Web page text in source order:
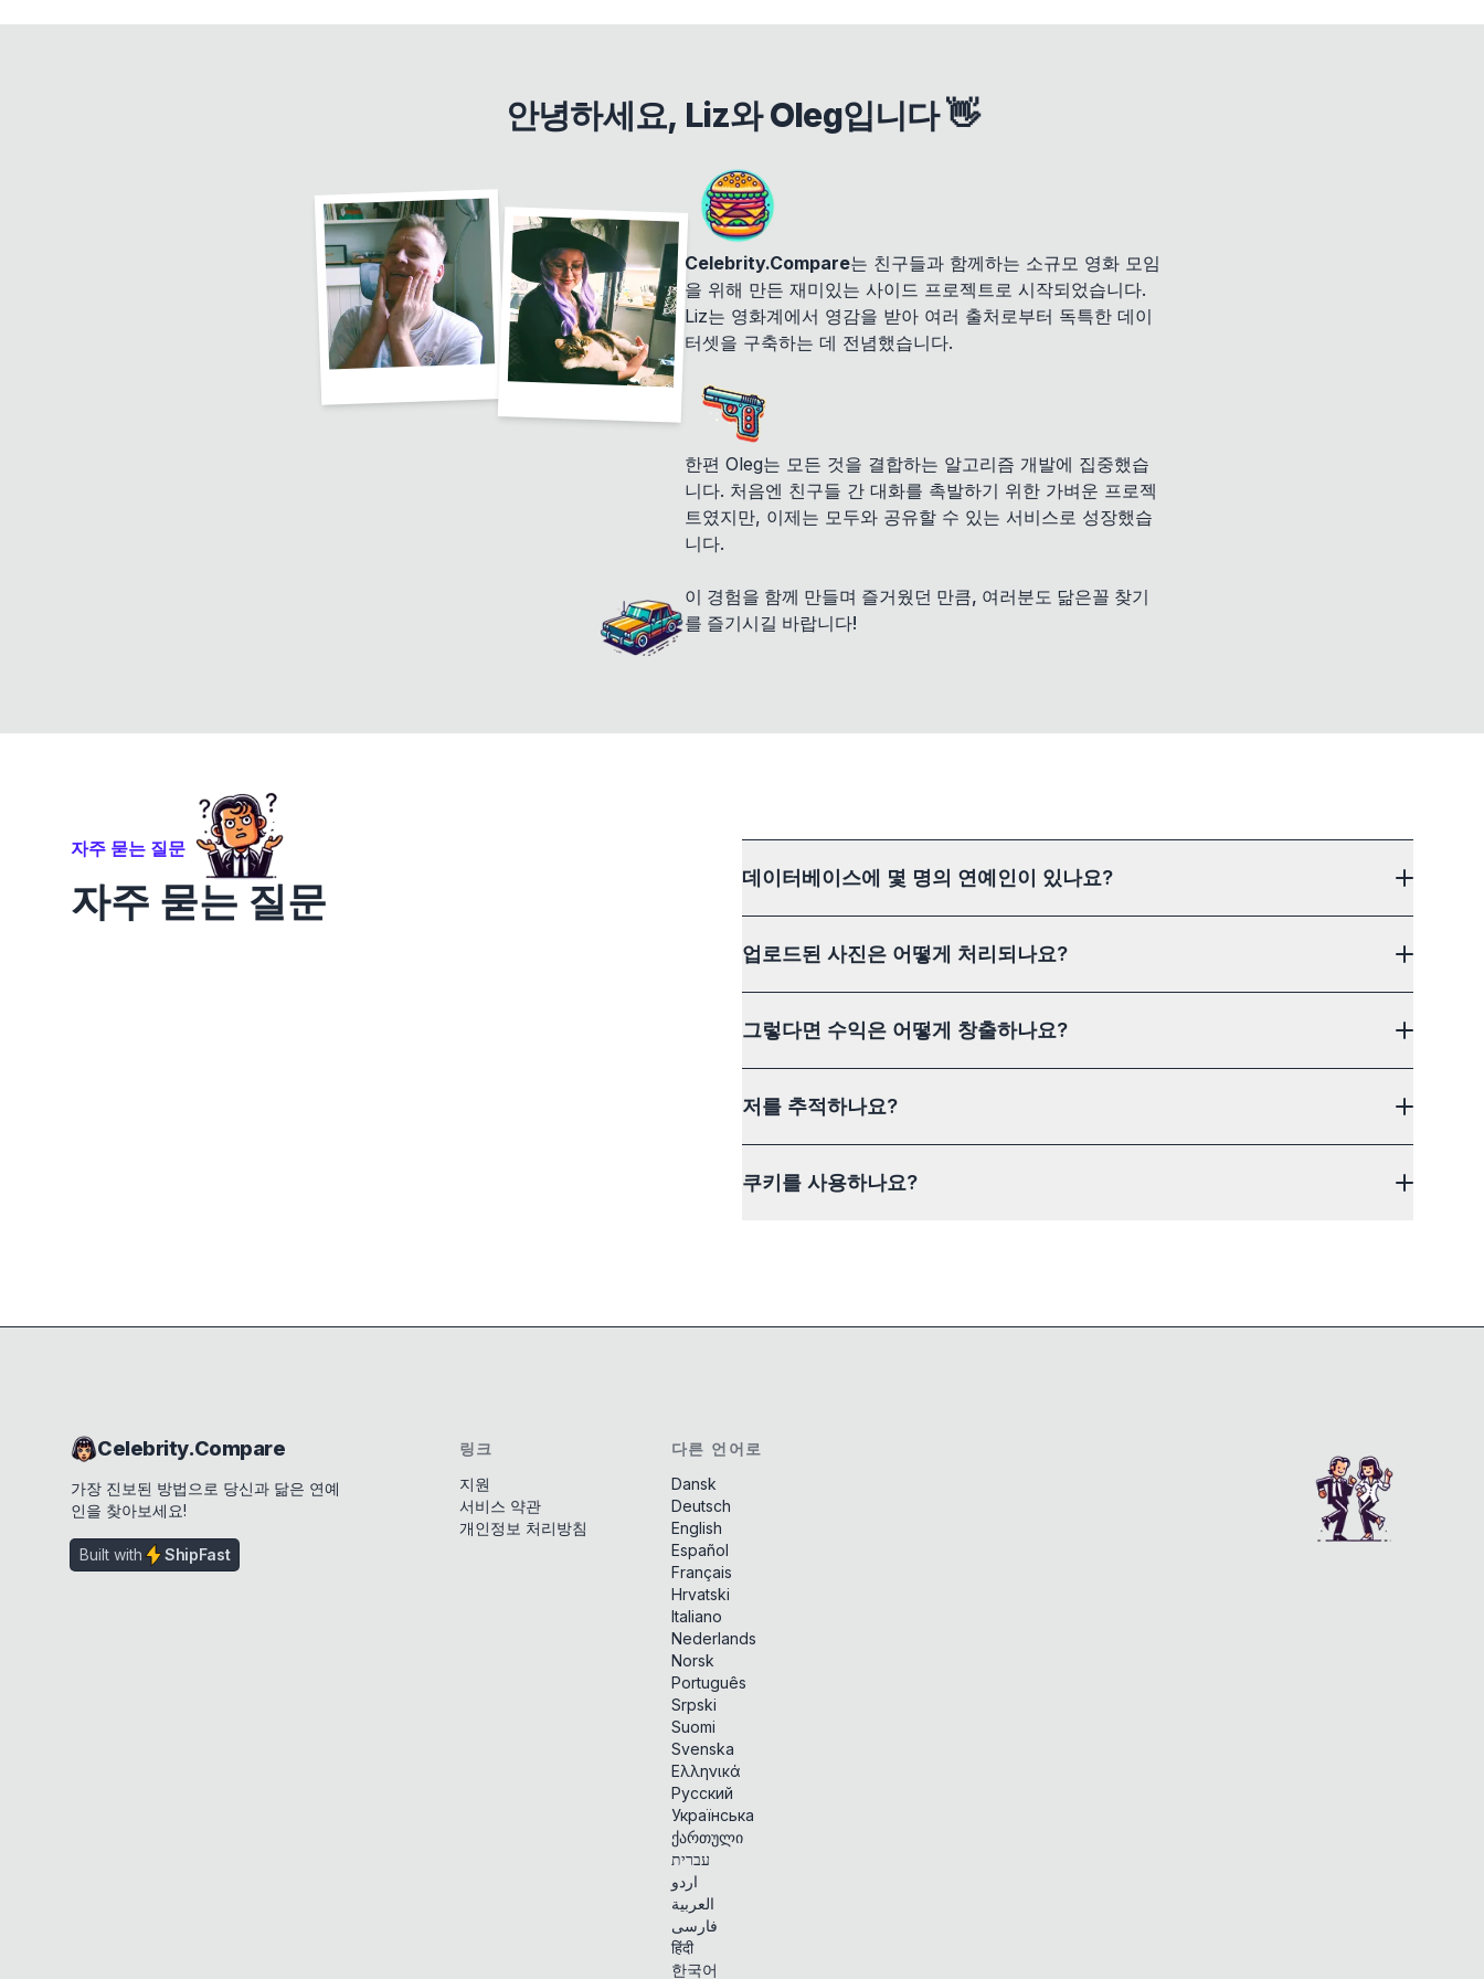
안녕하세요, Liz와 Oleg입니다 👋
Celebrity.Compare는 친구들과 함께하는 소규모 영화 모임
을 위해 만든 재미있는 사이드 프로젝트로 시작되었습니다.
Liz는 영화계에서 영감을 받아 여러 출처로부터 독특한 데이
터셋을 구축하는 데 전념했습니다.
한편 Oleg는 모든 것을 결합하는 알고리즘 개발에 집중했습
니다. 처음엔 친구들 간 대화를 촉발하기 위한 가벼운 프로젝
트였지만, 이제는 모두와 공유할 수 있는 서비스로 성장했습
니다.
이 경험을 함께 만들며 즐거웠던 만큼, 여러분도 닮은꼴 찾기
를 즐기시길 바랍니다!
자주 묻는 질문
자주 묻는 질문 데이터베이스에 몇 명의 연예인이 있나요?
업로드된 사진은 어떻게 처리되나요?
그렇다면 수익은 어떻게 창출하나요?
저를 추적하나요?
쿠키를 사용하나요?
Celebrity.Compare
가장 진보된 방법으로 당신과 닮은 연예
인을 찾아보세요!
Built with ShipFast
링크
지원
서비스 약관
개인정보 처리방침
다른 언어로
Dansk
Deutsch
English
Español
Français
Hrvatski
Italiano
Nederlands
Norsk
Português
Srpski
Suomi
Svenska
Ελληνικά
Русский
Українська
ქართული
עברית
اردو
العربية
فارسی
हिंदी
한국어